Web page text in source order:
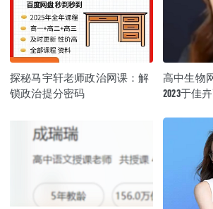
探秘马宇轩老师政治网课：解
锁政治提分密码
高中生物
2023于佳